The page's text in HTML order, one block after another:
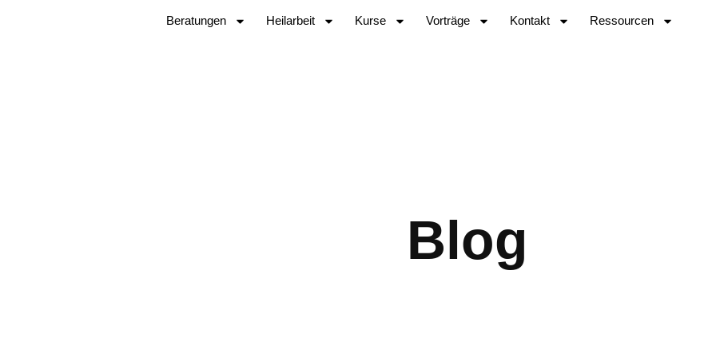
Beratungen Heilarbeit Kurse Vorträge Kontakt Ressourcen
Blog